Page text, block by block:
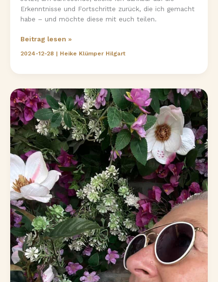
Erkenntnisse und Fortschritte zurück, die ich gemacht
habe – und möchte diese mit euch teilen.
Jahresrückblick
Beitrag lesen »
2024-12-28 | Heike Klümper Hilgart